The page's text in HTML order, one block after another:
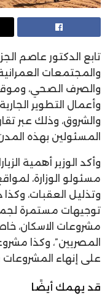
تابع الدكتور عاصم
والمجتمعات
والصرف الصحي،
وأعمال التطوير
والشروق، وذلك عبر
المسئولين بهذه
وأكد الوزير أهمية
مسئولو الوزارة،
وتذليل العقبات،
توجيهات مستمرة
مشروعات الاسكان،
المصريين”، وكذا
على إنهاء
قد يهمك أيضًا